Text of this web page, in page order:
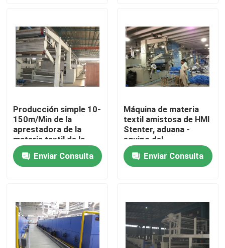
Viaje de la fábrica
Control de calidad
Éntrenos en contacto con
noticias
aprestadora del stenter
stenter del ajuste del calor
Producción simple 10-
150m/Min de la
aprestadora de la
materia textil de la
operación alta
Enviar Consulta
Máquina de materia
textil amistosa de HMI
Stenter, aduana -
equipo del
acabamiento de la
materia textil de la
estructura
Enviar Consulta